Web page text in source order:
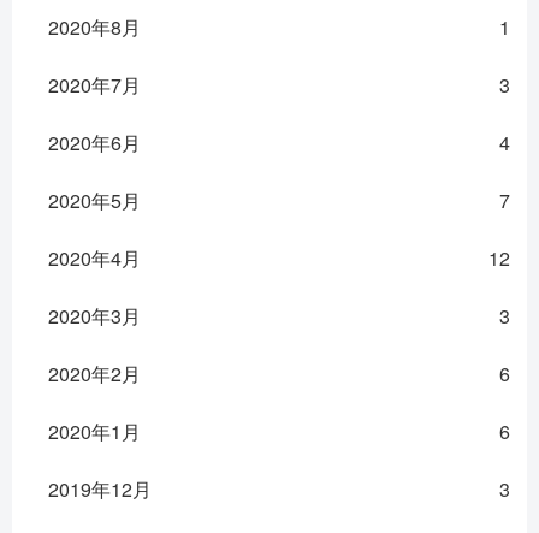
2020年8月 1
2020年7月 3
2020年6月 4
2020年5月 7
2020年4月 12
2020年3月 3
2020年2月 6
2020年1月 6
2019年12月 3